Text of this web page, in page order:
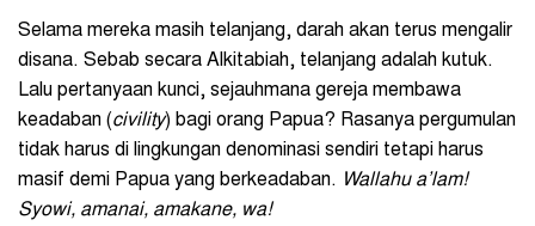
Selama mereka masih telanjang, darah akan terus mengalir
disana. Sebab secara Alkitabiah, telanjang adalah kutuk.
Lalu pertanyaan kunci, sejauhmana gereja membawa
keadaban (civility) bagi orang Papua? Rasanya pergumulan
tidak harus di lingkungan denominasi sendiri tetapi harus
masif demi Papua yang berkeadaban. Wallahu a’lam!
Syowi, amanai, amakane, wa!